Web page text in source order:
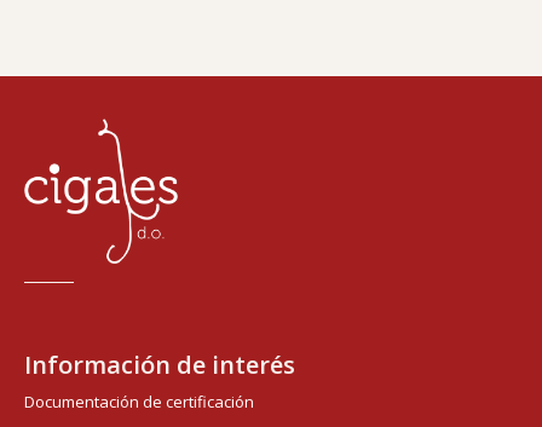
Información de interés
Documentación de certificación